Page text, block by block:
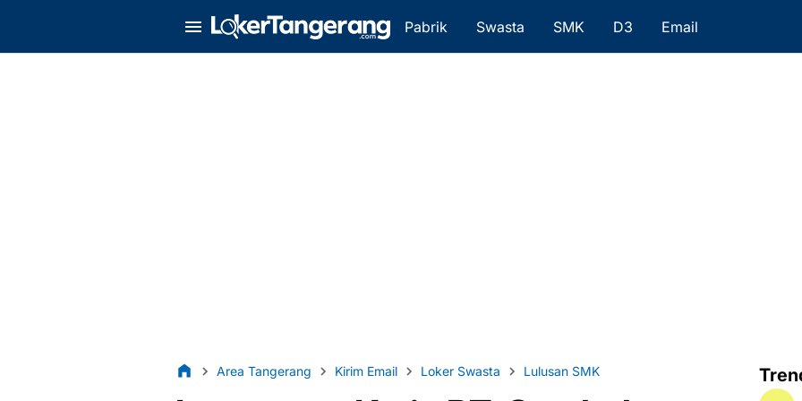
Pabrik Swasta SMK D3 Email
Area Tangerang Kirim Email Loker Swasta Lulusan SMK